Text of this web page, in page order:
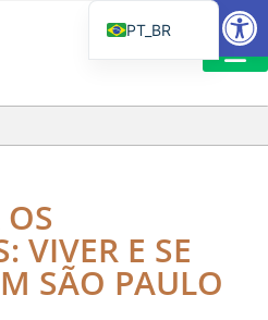
VIVER E SE
SÃO PAULO
PT_BR
IT